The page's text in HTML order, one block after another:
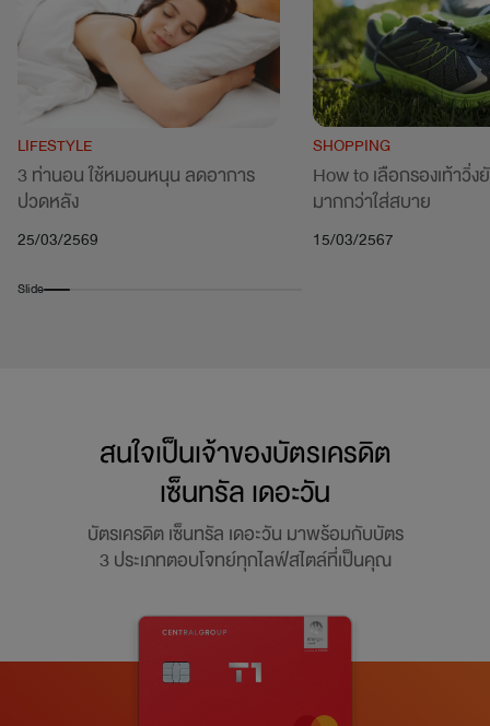
LIFESTYLE
3 ท่านอน ใช้หมอนหนุน ลดอาการ
ปวดหลัง
25/03/2569
SHOPPING
How to เลือกรองเท้าวิ่งยั
มากกว่าใส่สบาย
15/03/2567
Slide
สนใจเป็นเจ้าของบัตรเครดิต
เซ็นทรัล เดอะวัน
บัตรเครดิต เซ็นทรัล เดอะวัน มาพร้อมกับบัตร
3 ประเภทตอบโจทย์ทุกไลฟ์สไตล์ที่เป็นคุณ